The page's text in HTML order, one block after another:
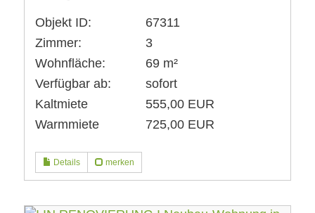
Objekt ID:
67311
Zimmer:
3
Wohnfläche:
69 m²
Verfügbar ab:
sofort
Kaltmiete
555,00 EUR
Warmmiete
725,00 EUR
Details merken